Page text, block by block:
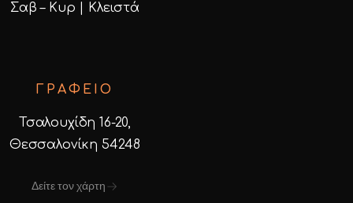
Σαβ – Κυρ | Κλειστά
ΓΡΑΦΕΙΟ
Τσαλουχίδη 16-20,
Θεσσαλονίκη 54248
Δείτε τον χάρτη